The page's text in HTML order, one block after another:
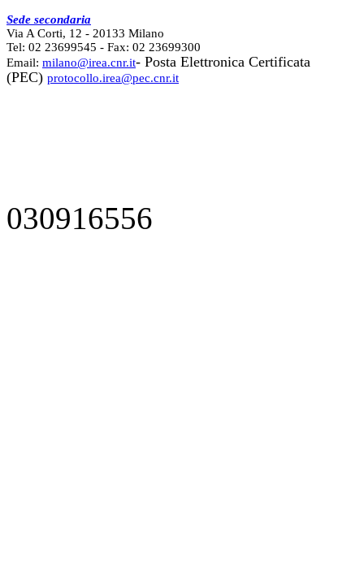
Sede secondaria
Via A Corti, 12 - 20133 Milano
Tel: 02 23699545 - Fax: 02 23699300
Email: milano@irea.cnr.it- Posta Elettronica Certificata
(PEC) protocollo.irea@pec.cnr.it
030916556